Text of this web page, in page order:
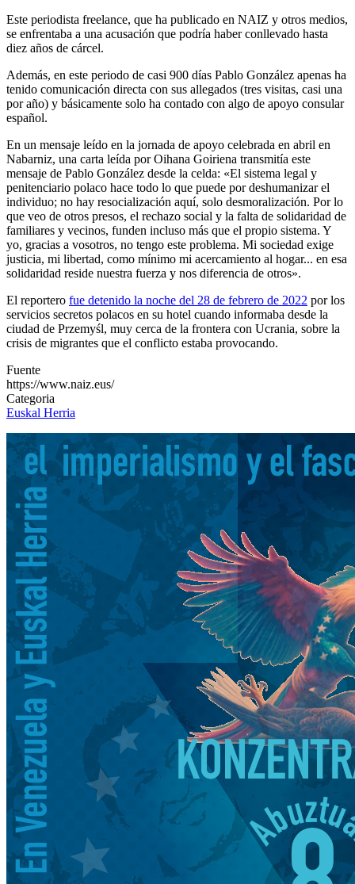
Este periodista freelance, que ha publicado en NAIZ y otros medios,
se enfrentaba a una acusación que podría haber conllevado hasta
diez años de cárcel.
Además, en este periodo de casi 900 días Pablo González apenas ha
tenido comunicación directa con sus allegados (tres visitas, casi una
por año) y básicamente solo ha contado con algo de apoyo consular
español.
En un mensaje leído en la jornada de apoyo celebrada en abril en
Nabarniz, una carta leída por Oihana Goiriena transmitía este
mensaje de Pablo González desde la celda: «El sistema legal y
penitenciario polaco hace todo lo que puede por deshumanizar el
individuo; no hay resocialización aquí, solo desmoralización. Por lo
que veo de otros presos, el rechazo social y la falta de solidaridad de
familiares y vecinos, funden incluso más que el propio sistema. Y
yo, gracias a vosotros, no tengo este problema. Mi sociedad exige
justicia, mi libertad, como mínimo mi acercamiento al hogar... en esa
solidaridad reside nuestra fuerza y nos diferencia de otros».
El reportero fue detenido la noche del 28 de febrero de 2022 por los
servicios secretos polacos en su hotel cuando informaba desde la
ciudad de Przemyśl, muy cerca de la frontera con Ucrania, sobre la
crisis de migrantes que el conflicto estaba provocando.
Fuente
https://www.naiz.eus/
Categoria
Euskal Herria